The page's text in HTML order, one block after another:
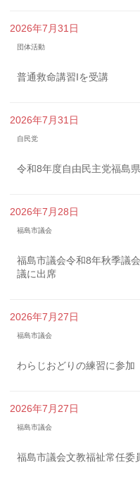
2026年7月31日
団体活動
普通救命講習Iを受講
2026年7月31日
自民党
令和8年度自由民主党福島
2026年7月28日
福島市議会
福島市議会令和8年秋季議
議に出席
2026年7月27日
福島市議会
わらじおどりの練習に参加
2026年7月27日
福島市議会
福島市議会文教福祉常任委